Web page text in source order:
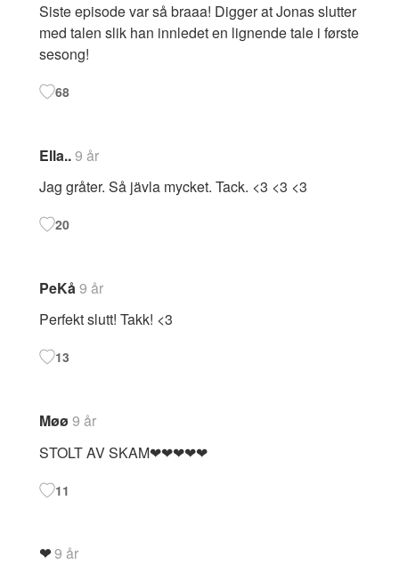
Siste episode var så braaa! Digger at Jonas slutter
med talen slik han innledet en lignende tale i første
sesong!
68
Ella..9 år
Jag gråter. Så jävla mycket. Tack. <3 <3 <3
20
PeKå9 år
Perfekt slutt! Takk! <3
13
Møø 9 år
STOLT AV SKAM❤❤❤❤❤
11
❤9 år